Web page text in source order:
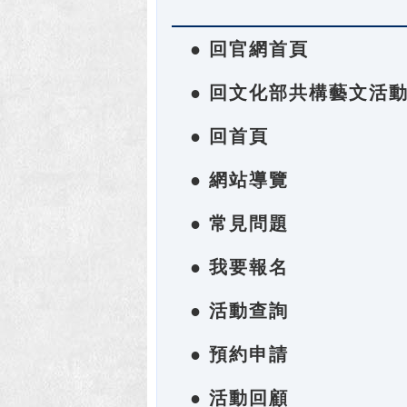
● 回官網首頁
● 回文化部共構藝文活
● 回首頁
● 網站導覽
● 常見問題
● 我要報名
● 活動查詢
● 預約申請
● 活動回顧